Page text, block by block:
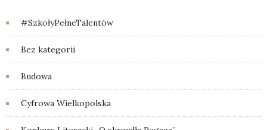
#SzkołyPełneTalentów
Bez kategorii
Budowa
Cyfrowa Wielkopolska